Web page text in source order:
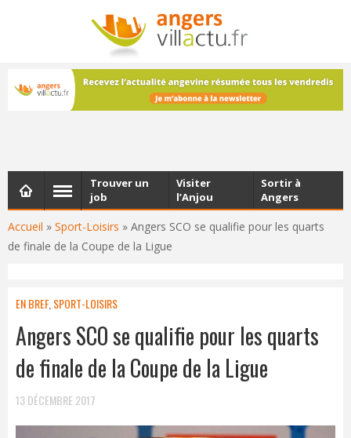
NEWSLETTER
Les dernières actualités d'Angers, chaque vendredi dans
votre boîte e-mail
Accueil » Sport-Loisirs » Angers SCO se qualifie pour les quarts
de finale de la Coupe de la Ligue
Trouver un
job
Visiter
l’Anjou
Sortir à
Angers
EN BREF, SPORT-LOISIRS
Angers SCO se qualifie pour les quarts
de finale de la Coupe de la Ligue
13 DÉCEMBRE 2017